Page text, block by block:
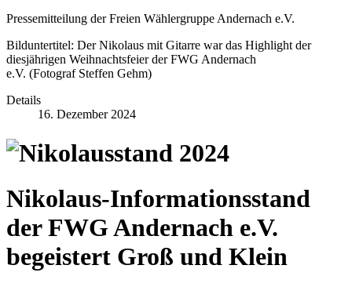
Pressemitteilung der Freien Wählergruppe Andernach e.V.
Bilduntertitel: Der Nikolaus mit Gitarre war das Highlight der
diesjährigen Weihnachtsfeier der FWG Andernach
e.V. (Fotograf Steffen Gehm)
Details
16. Dezember 2024
Nikolaus-Informationsstand
der FWG Andernach e.V.
begeistert Groß und Klein